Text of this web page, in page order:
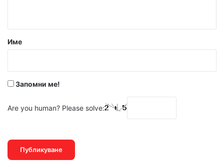
р
Име
Запомни ме!
Are you human? Please solve: